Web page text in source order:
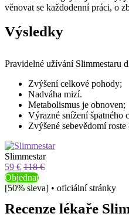
věnovat se každodenní práci, o
Výsledky
Pravidelné užívání Slimmestaru
Zvýšení celkové pohody;
Nadváha mizí.
Metabolismus je obnoven;
Výrazné snížení špatného
Zvýšené sebevědomí
Slimmestar
59 € 118 €
Objednat
[50% sleva] • oficiální stránky
Recenze lékaře